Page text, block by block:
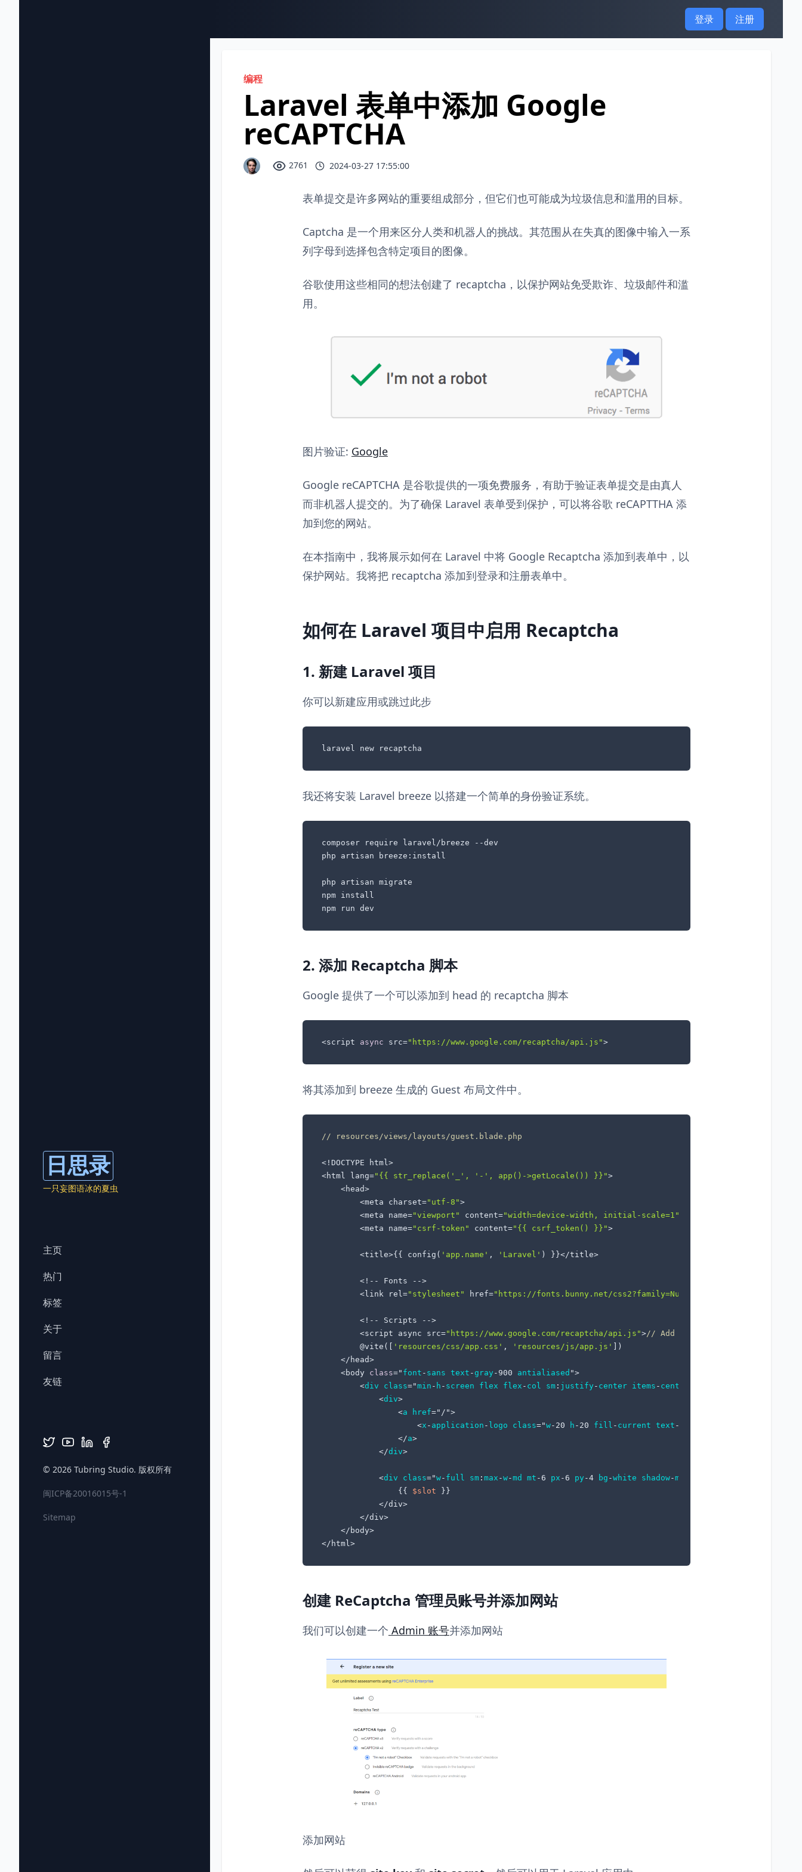
日思录
一只妄图语冰的夏虫
主页
热门
标签
关于
留言
友链
© 2026 Tubring Studio. 版权所有
闽ICP备20016015号-1
Sitemap
登录 注册
编程
Laravel 表单中添加 Google
reCAPTCHA
2761 2024-03-27 17:55:00
表单提交是许多网站的重要组成部分，但它们也可能成为垃圾信息和滥用的目标。
Captcha 是一个用来区分人类和机器人的挑战。其范围从在失真的图像中输入一系
列字母到选择包含特定项目的图像。
谷歌使用这些相同的想法创建了 recaptcha，以保护网站免受欺诈、垃圾邮件和滥
用。
图片验证: Google
Google reCAPTCHA 是谷歌提供的一项免费服务，有助于验证表单提交是由真人
而非机器人提交的。为了确保 Laravel 表单受到保护，可以将谷歌 reCAPTTHA 添
加到您的网站。
在本指南中，我将展示如何在 Laravel 中将 Google Recaptcha 添加到表单中，以
保护网站。我将把 recaptcha 添加到登录和注册表单中。
如何在 Laravel 项目中启用 Recaptcha
1. 新建 Laravel 项目
你可以新建应用或跳过此步
laravel new recaptcha
我还将安装 Laravel breeze 以搭建一个简单的身份验证系统。
composer require laravel/breeze --dev
php artisan breeze:install
php artisan migrate
npm install
npm run dev
2. 添加 Recaptcha 脚本
Google 提供了一个可以添加到 head 的 recaptcha 脚本
<script async src="https://www.google.com/recaptcha/api.js">
将其添加到 breeze 生成的 Guest 布局文件中。
// resources/views/layouts/guest.blade.php
<!DOCTYPE html>
<html lang="{{ str_replace('_', '-', app()->getLocale()) }}">
    <head>
        <meta charset=
"utf-8">
        <meta name=
"viewport" content="width=device-width, initial-scale=1"
        <meta name=
"csrf-token" content="{{ csrf_token() }}">
        <title>{{ config(
'app.name' , 'Laravel' ) }}</title>
        <!-- Fonts -->
        <link rel=
"stylesheet" href="https://fonts.bunny.net/
        <!-- Scripts -->
        <script async src=
"https://www.google.com/recaptcha/api.js">// Add recaptcha script
        @vite([
'resources/css/app.css' , 'resources/js/app.js'
])
    </head>
    <body
class=" font - sans text -gray -900 antialiased ">
        <
div class="min - h - screen flex flex - col sm : justify - center items - center
            <
div>
                <
a href="/">
                    <
x - application - logo class="w-20 h -20 fill - current text -
                </
a>
            </
div>
            <
div class="w- full sm :max -w-md mt -6 px -6 py -4 bg -white shadow-md
{{ $slot }}
            </div>
        </div>
    </body>
创建 ReCaptcha 管理员账号并添加网站
我们可以创建一个 Admin 账号并添加网站
添加网站